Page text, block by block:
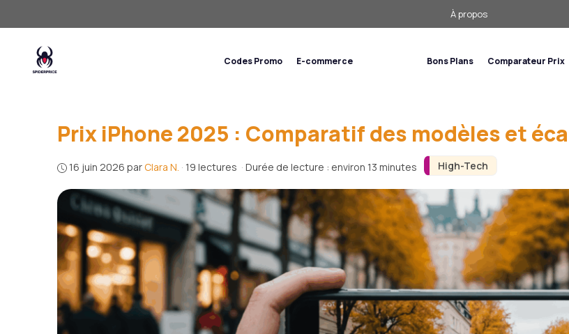
au
contenu
À propos
Codes Promo E-commerce Bons Plans Comparateur Prix
High-Tech
Prix iPhone 2025 : Comparatif des modèles et
16 juin 2026 par Clara N. · 19 lectures · Durée de lecture : environ 13 minutes